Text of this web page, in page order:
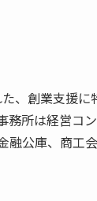
、創業支援
所は経営コ
公庫、商工